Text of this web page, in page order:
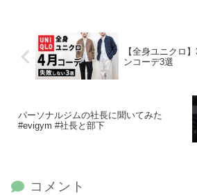
【全身ユニクロ
ンコーデ3選
パーソナルジムの社長に聞いてみた
#evigym #社長と部下
コメント